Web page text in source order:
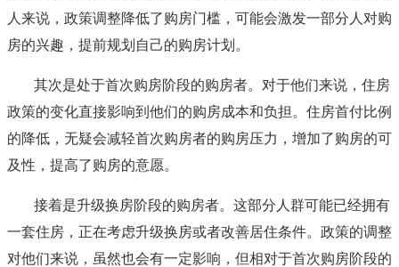
人来说，政策调整降低了购房门槛，可能会激发一部分人对购
房的兴趣，提前规划自己的购房计划。
其次是处于首次购房阶段的购房者。对于他们来说，住房
政策的变化直接影响到他们的购房成本和负担。住房首付比例
的降低，无疑会减轻首次购房者的购房压力，增加了购房的可
及性，提高了购房的意愿。
接着是升级换房阶段的购房者。这部分人群可能已经拥有
一套住房，正在考虑升级换房或者改善居住条件。政策的调整
对他们来说，虽然也会有一定影响，但相对于首次购房阶段的